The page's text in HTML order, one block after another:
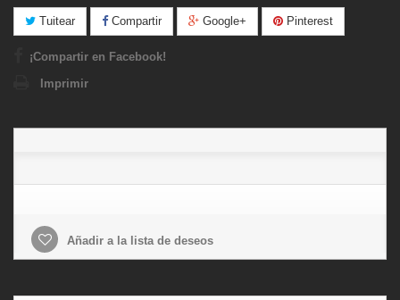
Tuitear Compartir Google+ Pinterest
¡Compartir en Facebook!
Imprimir
Añadir a la lista de deseos